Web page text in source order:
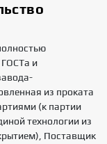
ГОСТа и
из проката
(к партии
технологии из
Поставщик